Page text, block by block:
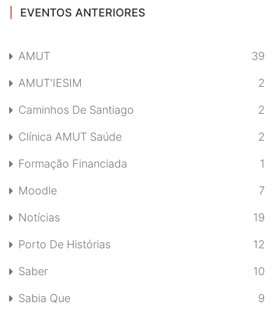
EVENTOS ANTERIORES
AMUT 39
AMUT'IESIM 2
Caminhos De Santiago 2
Clínica AMUT Saúde 2
Formação Financiada 1
Moodle 7
Notícias 19
Porto De Histórias 12
Saber 10
Sabia Que 9